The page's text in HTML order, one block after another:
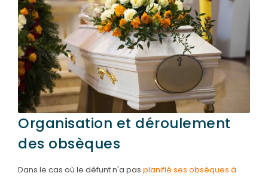
Organisation et déroulement
des obsèques
Dans le cas où le défunt n'a pas planifié ses obsèques à